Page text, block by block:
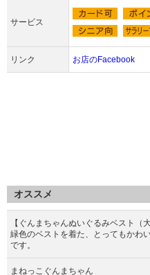
サービス
リンク お店のFacebook
オススメ
【ぐんまちゃんぬいぐるみベスト（大
緑色のベストを着た、とってもかわ
です。
まねっこぐんまちゃん